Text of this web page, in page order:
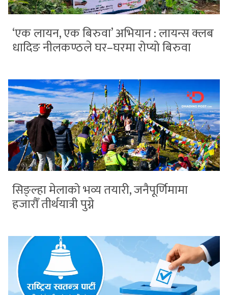
‘एक लायन, एक बिरुवा’ अभियान : लायन्स क्लब
धादिङ नीलकण्ठले घर–घरमा रोप्यो बिरुवा
सिङ्ल्हा मेलाको भव्य तयारी, जनैपूर्णिमामा
हजारौँ तीर्थयात्री पुग्ने